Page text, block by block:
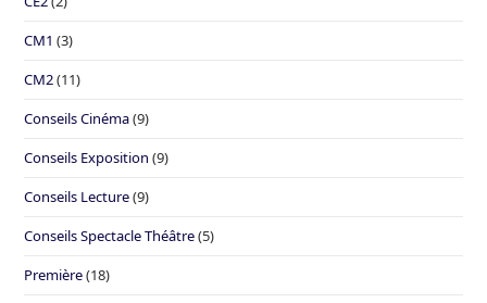
CM1 (3)
CM2(11)
Conseils Cinéma(9)
Conseils Exposition (9)
Conseils Lecture(9)
Conseils Spectacle Théâtre(5)
Première(18)